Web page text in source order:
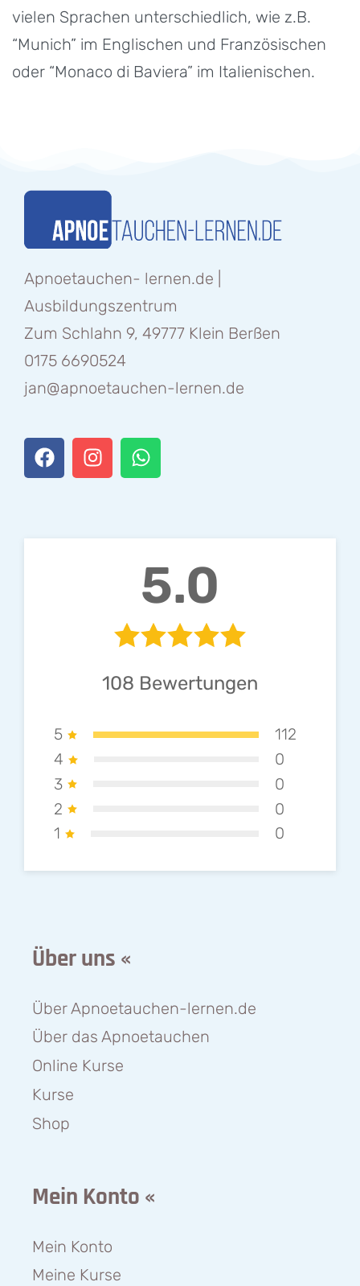
vielen Sprachen unterschiedlich, wie z.B.
“Munich” im Englischen und Französischen
oder “Monaco di Baviera” im Italienischen.
Apnoetauchen- lernen.de |
Ausbildungszentrum
Zum Schlahn 9, 49777 Klein Berßen
0175 6690524
jan@apnoetauchen-lernen.de
5.0
108 Bewertungen
5
112
4
0
3
0
2
0
1
0
Über uns «
Über Apnoetauchen-lernen.de
Über das Apnoetauchen
Online Kurse
Kurse
Shop
Mein Konto «
Mein Konto
Meine Kurse